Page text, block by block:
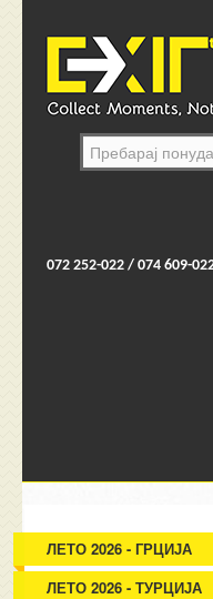
072 252-022 / 074 609-
ЛЕТО 2026 - ГРЦИЈА
ЛЕТО 2026 - ТУРЦИЈА